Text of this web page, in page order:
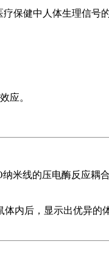
保健中人体生理信号
应。
米线的压电酶反应耦
内后，显示出优异的